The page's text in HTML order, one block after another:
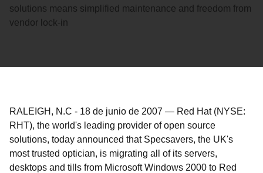
solutions means simplified maintenance and freedom from
vendor lock-in
RALEIGH, N.C - 18 de junio de 2007 — Red Hat (NYSE:
RHT), the world's leading provider of open source
solutions, today announced that Specsavers, the UK's
most trusted optician, is migrating all of its servers,
desktops and tills from Microsoft Windows 2000 to Red